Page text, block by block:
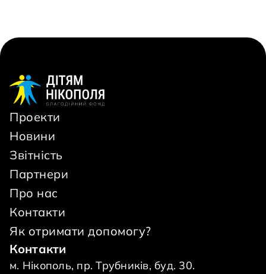
Проекти
Новини
Звітність
Партнери
Про нас
Контакти
Як отримати допомогу?
Контакти
м. Нікополь, пр. Трубників, буд. 30.